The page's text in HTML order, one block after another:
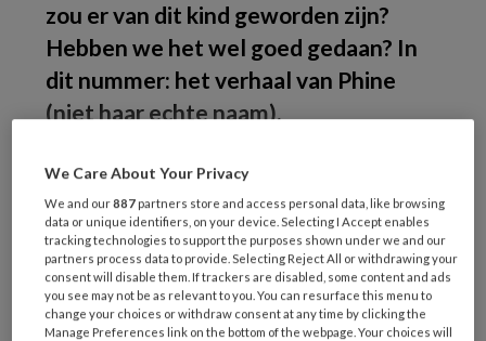
zou er van dit kind geworden zijn?
Hebben we het wel goed gedaan? In
dit nummer: het verhaal van Phine
(niet haar echte naam).
REGISTREREN
Wil je dit artikel lezen?
We Care About Your Privacy
We and our887 partners store and access personal data, like browsing
data or unique identifiers, on your device. Selecting I Accept enables
tracking technologies to support the purposes shown under we and our
partners process data to provide. Selecting Reject All or withdrawing your
consent will disable them. If trackers are disabled, some content and ads
you see may not be as relevant to you. You can resurface this menu to
change your choices or withdraw consent at any time by clicking the
Manage Preferences link on the bottom of the webpage. Your choices will